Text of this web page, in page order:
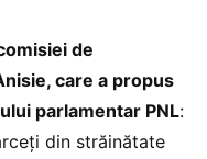
de
care a propus
parlamentar PNL:
din străinătate